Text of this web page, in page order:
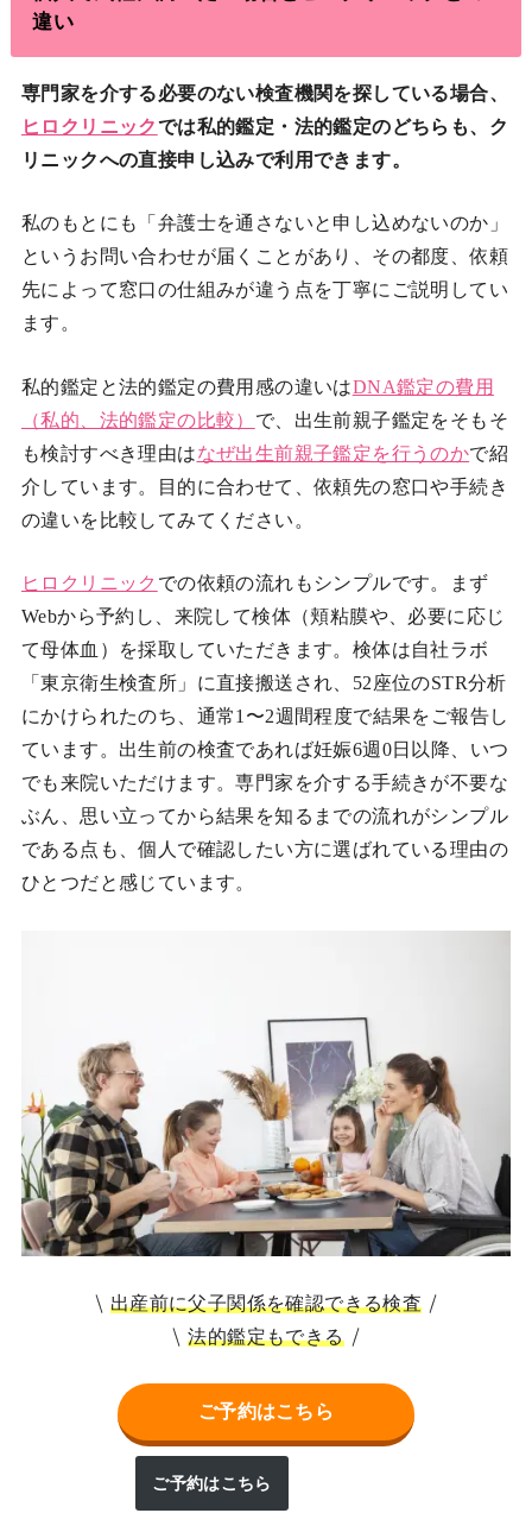
違い
専門家を介する必要のない検査機関を探している場合、
ヒロクリニックでは私的鑑定・法的鑑定のどちらも、ク
リニックへの直接申し込みで利用できます。
私のもとにも「弁護士を通さないと申し込めないのか」
というお問い合わせが届くことがあり、その都度、依頼
先によって窓口の仕組みが違う点を丁寧にご説明してい
ます。
私的鑑定と法的鑑定の費用感の違いはDNA鑑定の費用
（私的、法的鑑定の比較） で、出生前親子鑑定をそもそ
も検討すべき理由はなぜ出生前親子鑑定を行うのかで紹
介しています。目的に合わせて、依頼先の窓口や手続き
の違いを比較してみてください。
ヒロクリニック での依頼の流れもシンプルです。まず
Webから予約し、来院して検体（頬粘膜や、必要に応じ
て母体血）を採取していただきます。検体は自社ラボ
「東京衛生検査所」に直接搬送され、52座位のSTR分析
にかけられたのち、通常1〜2週間程度で結果をご報告し
ています。出生前の検査であれば妊娠6週0日以降、いつ
でも来院いただけます。専門家を介する手続きが不要な
ぶん、思い立ってから結果を知るまでの流れがシンプル
である点も、個人で確認したい方に選ばれている理由の
ひとつだと感じています。
出産前に父子関係を確認できる検査
法的鑑定もできる
ご予約はこちら
ご予約はこちら